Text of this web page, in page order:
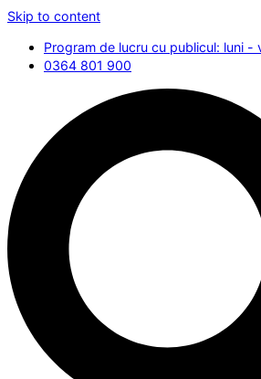
Skip to content
Program de lucru cu publicul: luni -
0364 801 900